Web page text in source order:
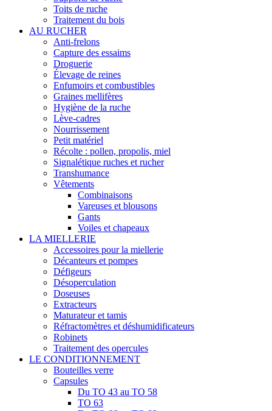
Toits de ruche
Traitement du bois
AU RUCHER
Anti-frelons
Capture des essaims
Droguerie
Élevage de reines
Enfumoirs et combustibles
Graines mellifères
Hygiène de la ruche
Lève-cadres
Nourrissement
Petit matériel
Récolte : pollen, propolis, miel
Signalétique ruches et rucher
Transhumance
Vêtements
Combinaisons
Vareuses et blousons
Gants
Voiles et chapeaux
LA MIELLERIE
Accessoires pour la miellerie
Décanteurs et pompes
Défigeurs
Désoperculation
Doseuses
Extracteurs
Maturateur et tamis
Réfractomètres et déshumidificateurs
Robinets
Traitement des opercules
LE CONDITIONNEMENT
Bouteilles verre
Capsules
Du TO 43 au TO 58
TO 63